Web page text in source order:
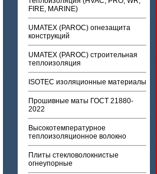
FIRE, MARINE)
UMATEX (PAROC) огнезащита
конструкций
UMATEX (PAROC) строительная
теплоизоляция
ISOTEC изоляционные материалы
Прошивные маты ГОСТ 21880-
2022
Высокотемпературное
теплоизоляционное волокно
Плиты стекловолокнистые
огнеупорные